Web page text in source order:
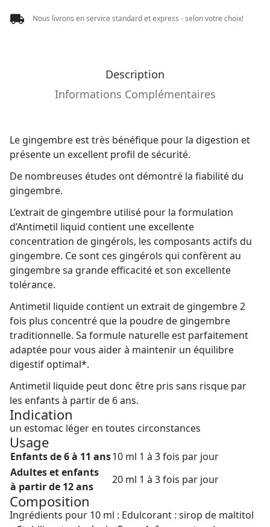
Nous livrons en service standard et express - selon votre choix!
Description
Informations Complémentaires
Le gingembre est très bénéfique pour la digestion et
présente un excellent profil de sécurité.
De nombreuses études ont démontré la fiabilité du
gingembre.
L’extrait de gingembre utilisé pour la formulation
d’Antimetil liquid contient une excellente
concentration de gingérols, les composants actifs du
gingembre. Ce sont ces gingérols qui confèrent au
gingembre sa grande efficacité et son excellente
tolérance.
Antimetil liquide contient un extrait de gingembre 2
fois plus concentré que la poudre de gingembre
traditionnelle. Sa formule naturelle est parfaitement
adaptée pour vous aider à maintenir un équilibre
digestif optimal*.
Antimetil liquide peut donc être pris sans risque par
les enfants à partir de 6 ans.
Indication
un estomac léger en toutes circonstances
Usage
Enfantsde 6 à 11 ans10 ml 1 à 3 fois par jour
Adultes et enfants
à partir de 12 ans
20 ml 1 à 3 fois par jour
Composition
Ingrédients pour 10 ml : Edulcorant : sirop de maltitol